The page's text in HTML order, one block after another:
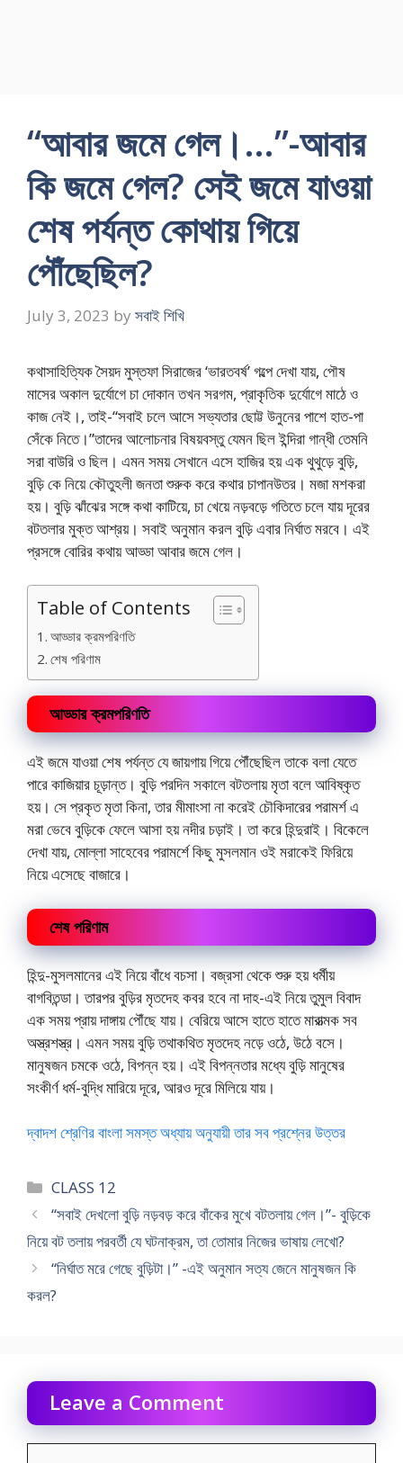
“আবার জমে গেল।…”-আবার
কি জমে গেল? সেই জমে যাওয়া
শেষ পর্যন্ত কোথায় গিয়ে
পৌঁছেছিল?
July 3, 2023 by সবাই শিখি
কথাসাহিত্যিক সৈয়দ মুস্তফা সিরাজের ‘ভারতবর্ষ’ গল্পে দেখা যায়, পৌষ
মাসের অকাল দুর্যোগে চা দোকান তখন সরগম, প্রাকৃতিক দুর্যোগে মাঠে ও
কাজ নেই।, তাই-“সবাই চলে আসে সভ্যতার ছোট্ট উনুনের পাশে হাত-পা
সেঁকে নিতে।”তাদের আলোচনার বিষয়বস্তু যেমন ছিল ইন্দিরা গান্ধী তেমনি
সরা বাউরি ও ছিল। এমন সময় সেখানে এসে হাজির হয় এক থুথুড়ে বুড়ি,
বুড়ি কে নিয়ে কৌতুহলী জনতা শুরুক করে কথার চাপান‌উতর। মজা মশকরা
হয়। বুড়ি ঝাঁঝের সঙ্গে কথা কাটিয়ে, চা খেয়ে নড়বড়ে গতিতে চলে যায় দূরের
বটতলার মুক্ত আশ্রয়। সবাই অনুমান করল বুড়ি এবার নির্ঘাত মরবে। এই
প্রসঙ্গে বোরির কথায় আড্ডা আবার জমে গেল।
Table of Contents
আড্ডার ক্রমপরিণতি
শেষ পরিণাম
আড্ডার ক্রমপরিণতি
এই জমে যাওয়া শেষ পর্যন্ত যে জায়গায় গিয়ে পৌঁছেছিল তাকে বলা যেতে
পারে কাজিয়ার চূড়ান্ত। বুড়ি পরদিন সকালে বটতলায় মৃতা বলে আবিষ্কৃত
হয়। সে প্রকৃত মৃতা কিনা, তার মীমাংসা না করেই চৌকিদারের পরামর্শ এ
মরা ভেবে বুড়িকে ফেলে আসা হয় নদীর চড়াই। তা করে হিন্দুরাই। বিকেলে
দেখা যায়, মোল্লা সাহেবের পরামর্শে কিছু মুসলমান ওই মরাকেই ফিরিয়ে
নিয়ে এসেছে বাজারে।
শেষ পরিণাম
হিন্দু-মুসলমানের এই নিয়ে বাঁধে বচসা। বজ্রসা থেকে শুরু হয় ধর্মীয়
বাগবিতন্ডা। তারপর বুড়ির মৃতদেহ কবর হবে না দাহ-এই নিয়ে তুমুল বিবাদ
এক সময় প্রায় দাঙ্গায় পৌঁছে যায়। বেরিয়ে আসে হাতে হাতে মারাত্মক সব
অস্ত্রশস্ত্র। এমন সময় বুড়ি তথাকথিত মৃতদেহ নড়ে ওঠে, উঠে বসে।
মানুষজন চমকে ওঠে, বিপন্ন হয়। এই বিপন্নতার মধ্যে বুড়ি মানুষের
সংকীর্ণ ধর্ম-বুদ্ধি মারিয়ে দূরে, আরও দূরে মিলিয়ে যায়।
দ্বাদশ শ্রেণির বাংলা সমস্ত অধ্যায় অনুযায়ী তার সব প্রশ্নের উত্তর
Categories
CLASS 12
“সবাই দেখলো বুড়ি নড়বড় করে বাঁকের মুখে বটতলায় গেল।”- বুড়িকে
নিয়ে বট তলায় পরবর্তী যে ঘটনাক্রম, তা তোমার নিজের ভাষায় লেখো?
“নির্ঘাত মরে গেছে বুড়িটা।” -এই অনুমান সত্য জেনে মানুষজন কি
করল?
Leave a Comment